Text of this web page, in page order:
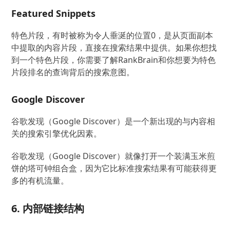
Featured Snippets
特色片段，有时被称为令人垂涎的位置0，是从页面副本
中提取的内容片段，直接在搜索结果中提供。如果你想找
到一个特色片段，你需要了解RankBrain和你想要为特色
片段排名的查询背后的搜索意图。
Google Discover
谷歌发现（Google Discover）是一个新出现的与内容相
关的搜索引擎优化因素。
谷歌发现（Google Discover）就像打开一个装满玉米煎
饼的塔可钟组合盒，因为它比标准搜索结果有可能获得更
多的有机流量。
6. 内部链接结构